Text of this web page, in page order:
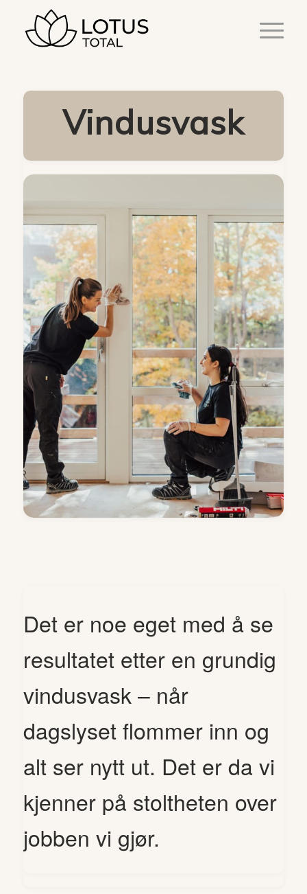
Vindusvask
Det er noe eget med å se
resultatet etter en grundig
vindusvask – når
dagslyset flommer inn og
alt ser nytt ut. Det er da vi
kjenner på stoltheten over
jobben vi gjør.